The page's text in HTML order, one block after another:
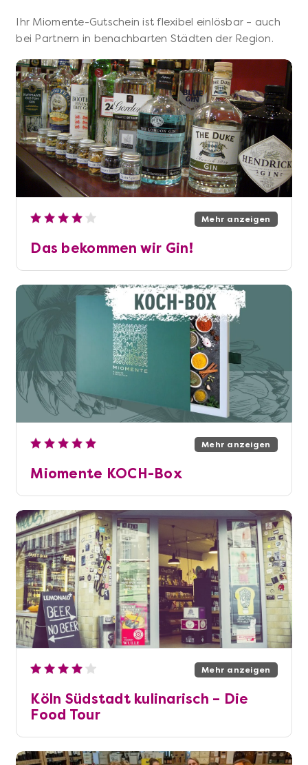
Ihr Miomente-Gutschein ist flexibel einlösbar – auch
bei Partnern in benachbarten Städten der Region.
Mehr anzeigen
Das bekommen wir Gin!
Mehr anzeigen
Miomente KOCH-Box
Mehr anzeigen
Köln Südstadt kulinarisch – Die
Food Tour